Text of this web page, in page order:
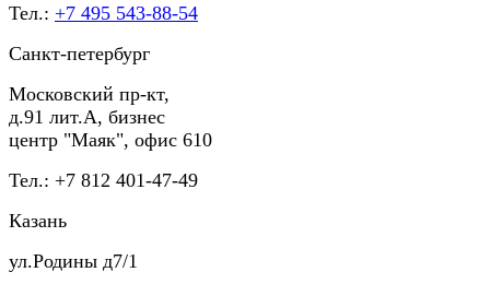
Тел.: +7 495 543-88-54
Санкт-петербург
Московский пр-кт,
д.91 лит.А, бизнес
центр "Маяк", офис 610
Тел.: +7 812 401-47-49
Казань
ул.Родины д7/1